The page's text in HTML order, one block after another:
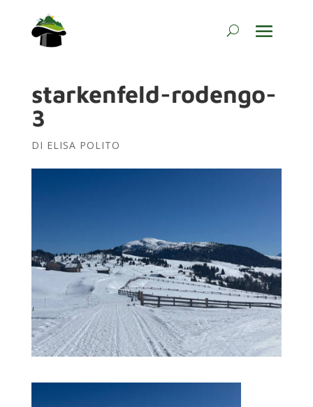
starkenfeld-rodengo-
3
DI ELISA POLITO